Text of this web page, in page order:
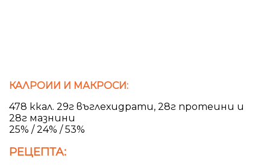
КАЛРОИИ И МАКРОСИ:
478 ккал. 29г въглехидрати, 28г протеини и
28г мазнини
25% / 24% / 53%
РЕЦЕПТА: